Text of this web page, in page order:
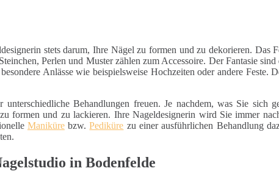
stets darum, Ihre Nägel zu formen und zu dekorieren.
Perlen und Muster zählen zum Accessoire. Der Fantasie
Anlässe wie beispielsweise Hochzeiten oder andere Feste.
Behandlungen freuen. Je nachdem, was Sie
formen und zu lackieren. Ihre Nageldesignerin wird Sie immer
Manikürebzw.Pediküre zu einer ausführlichen Behandlung
in Bodenfelde